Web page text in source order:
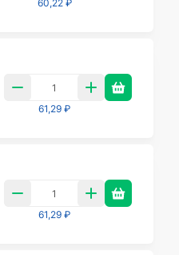
60,22 ₽
61,29 ₽
61,29 ₽